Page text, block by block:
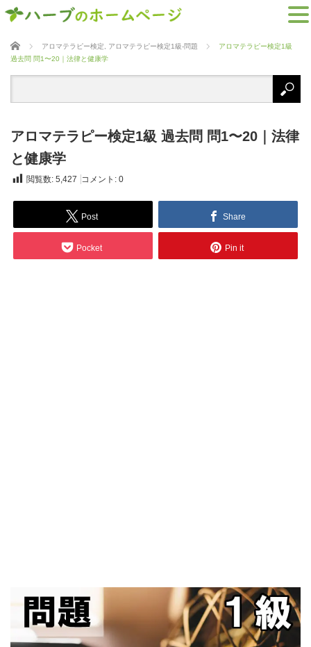
ホーム アロマテラピー検定 アロマテラピー検定1級-問題
アロマテラピー検定1級
過去問 問1〜20｜法律と健康学
アロマテラピー検定1級 過去問 問1〜20｜法律
と健康学
閲覧数: 5,427 コメント: 0
Post Share
Pocket Pin it